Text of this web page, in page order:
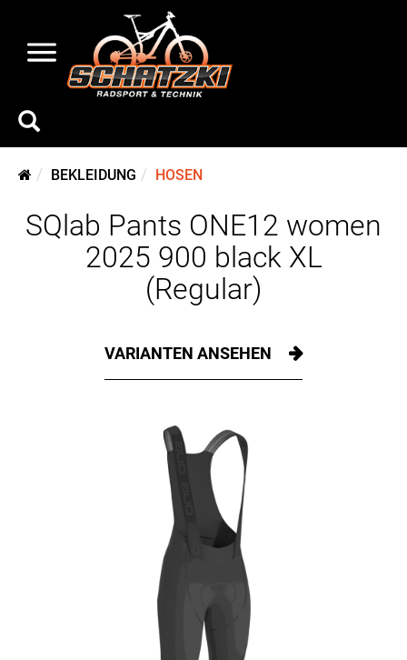
BEKLEIDUNG HOSEN
SQlab Pants ONE12 women
2025 900 black XL
(Regular)
VARIANTEN ANSEHEN